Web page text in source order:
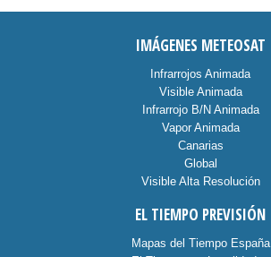
IMÁGENES METEOSAT
Infrarrojos Animada
Visible Animada
Infrarrojo B/N Animada
Vapor Animada
Canarias
Global
Visible Alta Resolución
EL TIEMPO PREVISIÓN
Mapas del Tiempo España